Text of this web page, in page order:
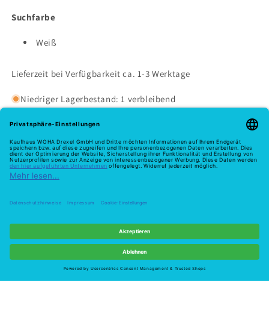
Suchfarbe
Weiß
Lieferzeit bei Verfügbarkeit ca. 1-3 Werktage
Niedriger Lagerbestand: 1 verbleibend
Melde dich hier zu unserem Newsletter an
E-Mail
Zahlungsmethoden